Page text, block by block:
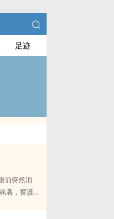
足迹
著，誓護星
？愛qing火